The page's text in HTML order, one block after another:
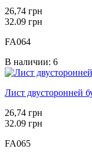
26,74 грн
32.09 грн
FA064
В наличии: 6
Лист двусторонней
26,74 грн
32.09 грн
FA065